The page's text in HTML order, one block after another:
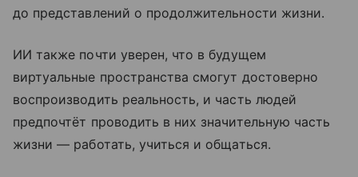
до представлений о продолжительности жизни.
ИИ также почти уверен, что в будущем
виртуальные пространства смогут достоверно
воспроизводить реальность, и часть людей
предпочтёт проводить в них значительную часть
жизни — работать, учиться и общаться.